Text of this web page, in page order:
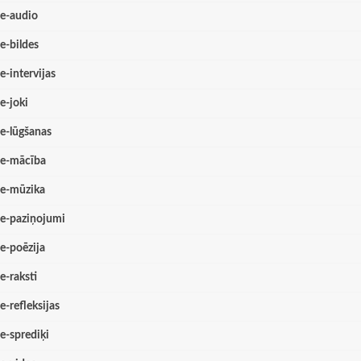
e-audio
e-bildes
e-intervijas
e-joki
e-lūgšanas
e-mācība
e-mūzika
e-paziņojumi
e-poēzija
e-raksti
e-refleksijas
e-sprediķi